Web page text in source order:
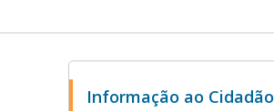
Informação ao Cidadão